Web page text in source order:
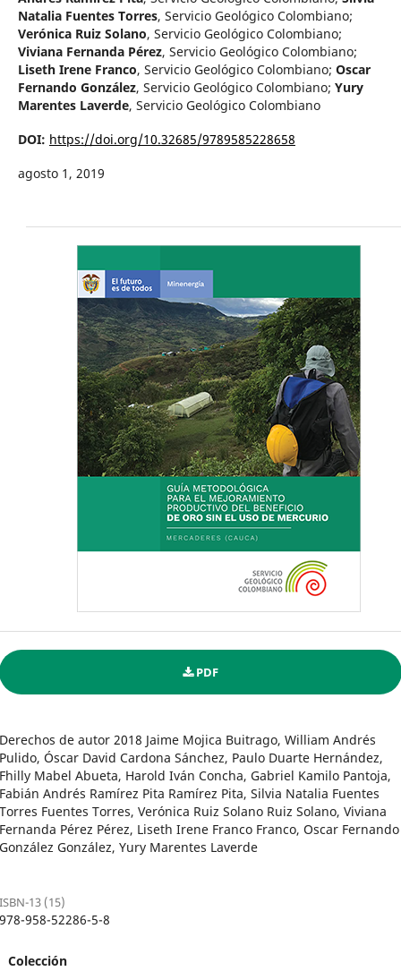
Natalia Fuentes Torres, Servicio Geológico Colombiano;
Verónica Ruiz Solano, Servicio Geológico Colombiano;
Viviana Fernanda Pérez, Servicio Geológico Colombiano;
Liseth Irene Franco, Servicio Geológico Colombiano; Oscar
Fernando González, Servicio Geológico Colombiano; Yury
Marentes Laverde, Servicio Geológico Colombiano
DOI: https://doi.org/10.32685/9789585228658
agosto 1, 2019
PDF
Derechos de autor 2018 Jaime Mojica Buitrago, William Andrés
Pulido, Óscar David Cardona Sánchez, Paulo Duarte Hernández,
Fhilly Mabel Abueta, Harold Iván Concha, Gabriel Kamilo Pantoja,
Fabián Andrés Ramírez Pita Ramírez Pita, Silvia Natalia Fuentes
Torres Fuentes Torres, Verónica Ruiz Solano Ruiz Solano, Viviana
Fernanda Pérez Pérez, Liseth Irene Franco Franco, Oscar Fernando
González González, Yury Marentes Laverde
ISBN-13 (15)
978-958-52286-5-8
Colección